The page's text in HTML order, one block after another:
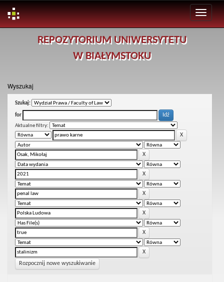
REPOZYTORIUM UNIWERSYTETU
W BIAŁYMSTOKU
Wyszukaj
Szukaj:
for
Aktualne filtry:
Rozpocznij nowe wyszukiwanie